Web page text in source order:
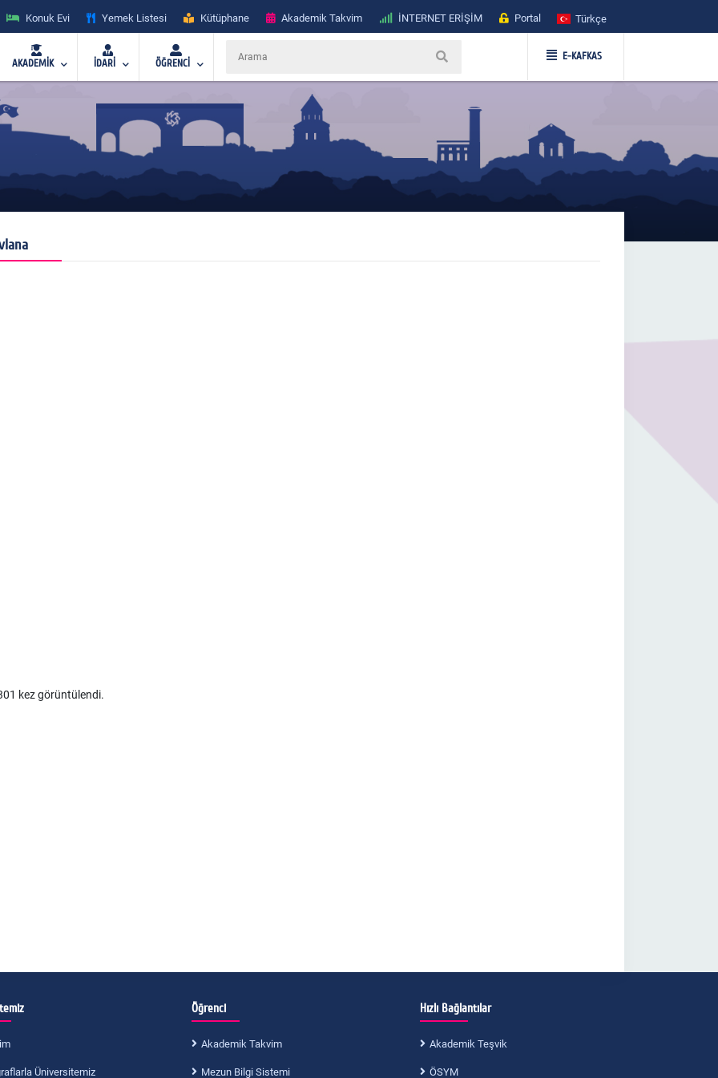
Konuk Evi Yemek Listesi Kütüphane Akademik Takvim İNTERNET ERİŞİM Portal Türkçe
AKADEMİK İDARİ ÖĞRENCİ
E-KAFKAS
kez görüntülendi.
Üniversitemiz
Öğrenci
Akademik Takvim
Mezun Bilgi Sistemi
Hızlı Bağlantılar
Akademik Teşvik
ÖSYM